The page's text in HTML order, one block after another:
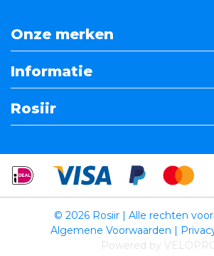
Onze merken
Informatie
Rosiir
© 2026 Rosiir | Alle rechten
Powered by
Algemene Voorwaarden |